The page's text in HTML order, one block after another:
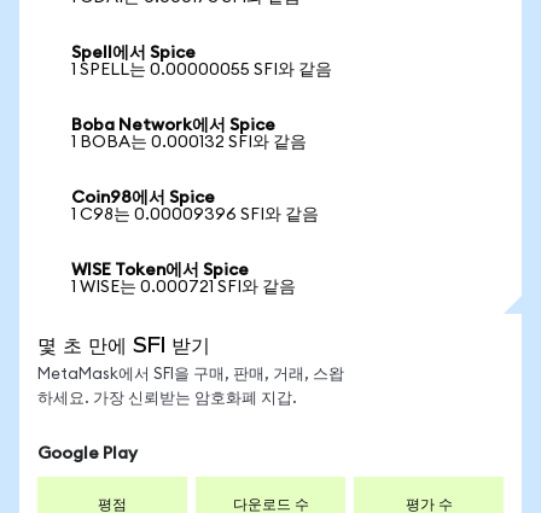
Spell에서 Spice
1 SPELL는 0.00000055 SFI와 같음
Boba Network에서 Spice
1 BOBA는 0.000132 SFI와 같음
Coin98에서 Spice
1 C98는 0.00009396 SFI와 같음
WISE Token에서 Spice
1 WISE는 0.000721 SFI와 같음
몇 초 만에 SFI 받기
MetaMask에서 SFI을 구매, 판매, 거래, 스왑
하세요. 가장 신뢰받는 암호화폐 지갑.
Google Play
평점 다운로드 수 평가 수